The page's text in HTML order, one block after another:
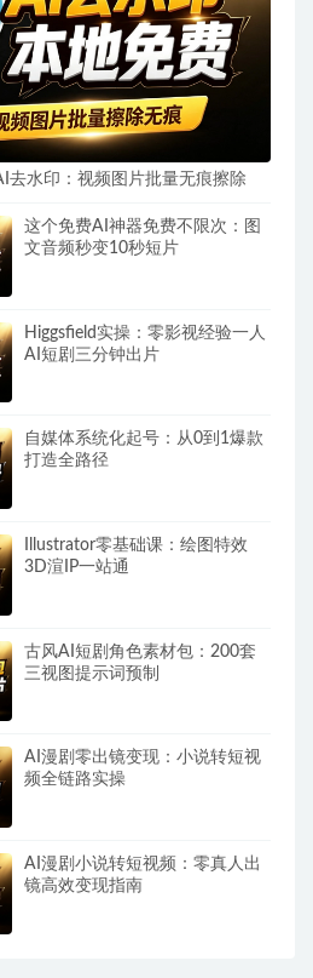
去水印：视频图片批量无痕擦除
这个免费AI神器免费不限次：图
文音频秒变10秒短片
Higgsfield实操：零影视经验一人
AI短剧三分钟出片
自媒体系统化起号：从0到1爆款
打造全路径
Illustrator零基础课：绘图特效
3D渲IP一站通
古风AI短剧角色素材包：200套
三视图提示词预制
AI漫剧零出镜变现：小说转短视
频全链路实操
AI漫剧小说转短视频：零真人出
镜高效变现指南